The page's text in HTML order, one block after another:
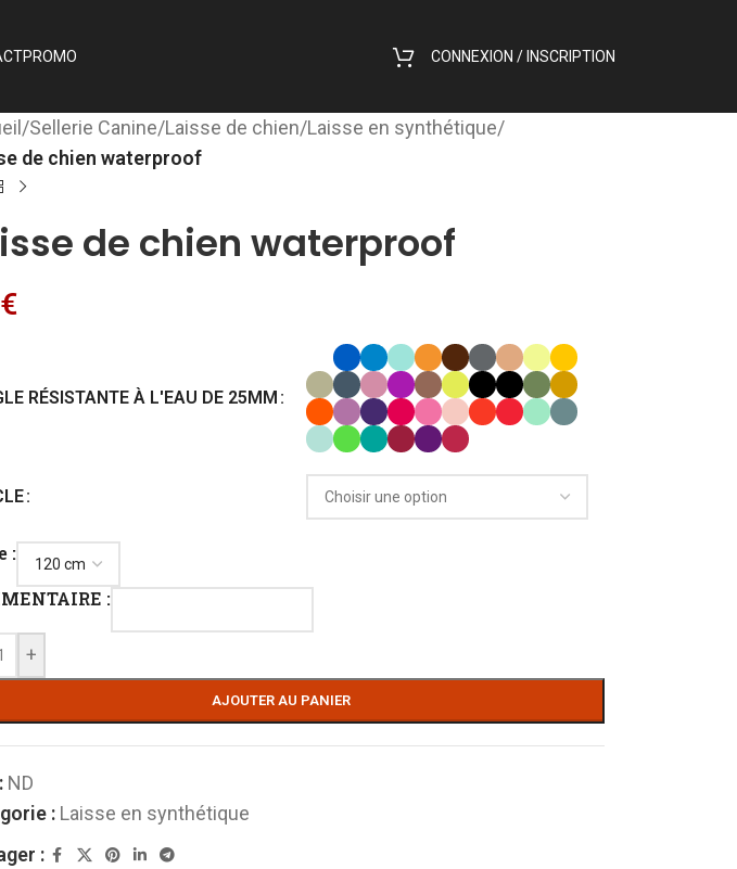
PROMO CONNEXION / INSCRIPTION
/Sellerie Canine/Laisse de chien/Laisse en synthétique/
de chien waterproof
de chien waterproof
€
RÉSISTANTE À L'EAU DE 25MM
:
:
+
AJOUTER AU PANIER
ND
: Laisse en synthétique
: